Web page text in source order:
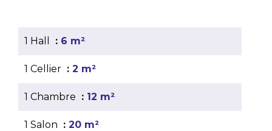
1 Hall 6 m²
1 Cellier 2 m²
1 Chambre 12 m²
1 Salon 20 m²